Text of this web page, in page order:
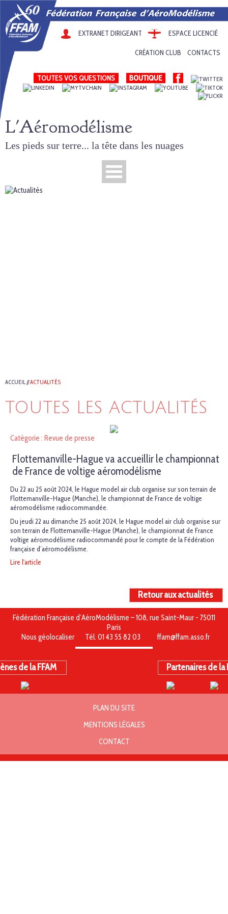
EXTRANET DIRIGEANT ESPACE LICENCIÉ
CRÉATION CLUB CONTACTS
TOUTES VOS QUESTIONS
L'Aéromodélisme
Les pieds sur terre... la tête dans les nuages
ACCUEIL//ACTUALITÉS
TOUTES LES ACTUALITÉS
Catégorie : Revue de presse
Flottemanville-Hague va accueillir le championnat
de France de voltige aéromodélisme
Du 22 au 25 août 2024, le Hague model air club organise sur son terrain de
Flottemanville-Hague (Manche), le championnat de France de voltige
aéromodélisme radiocommandée.
Du jeudi 22 au dimanche 25 août 2024, le Hague model air club organise sur
son terrain de Flottemanville-Hague (Manche), le championnat de France
voltige aéromodélisme radiocommandé pour le compte de la Fédération
française d’aéromodélisme.
Lire l'article
Retour aux actualités
Fédération Française d’AéroModélisme – 108, rue Saint-Maur - 75011
Paris
Nous géolocaliser
Tél. 01 43 55 82 03 ffam@ffam.asso.fr
de la FFAM Partenaires de la
PLAN DU SITE
MENTIONS LÉGALES
CONTACT